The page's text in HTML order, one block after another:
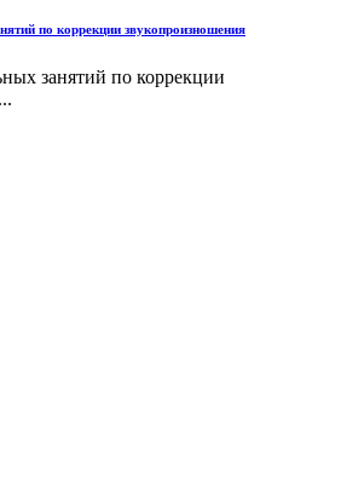
по коррекции звукопроизношения
занятий по коррекции